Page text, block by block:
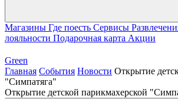
Магазины Где поесть Сервисы
лояльности Подарочная карта Акции
Green
Главная События Новости Открытие
"Симпатяга"
Открытие детской парикмахерской